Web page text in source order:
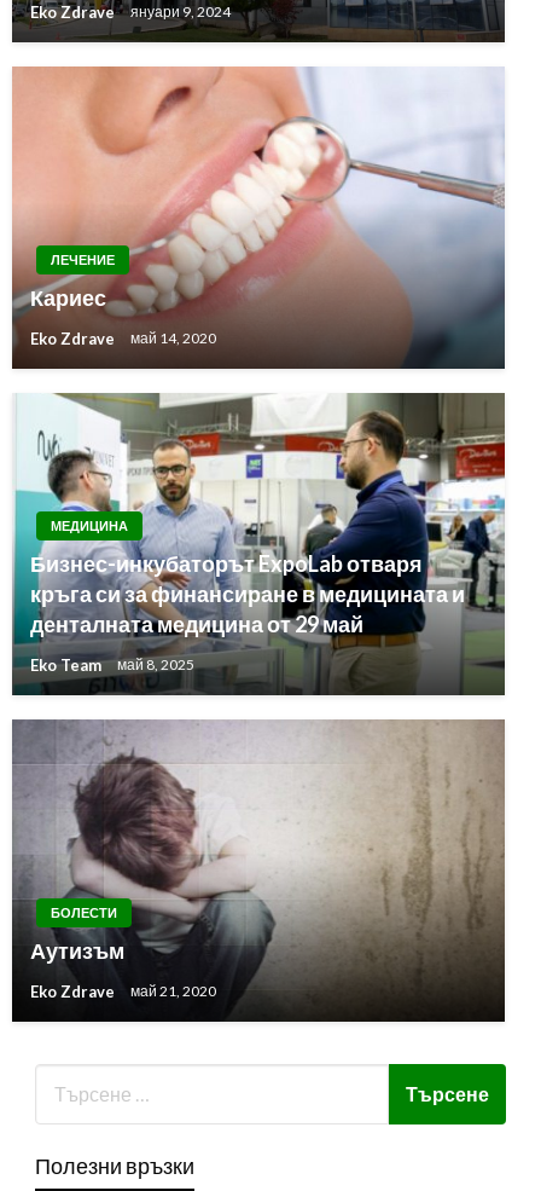
Eko Zdrave януари 9, 2024
ЛЕЧЕНИЕ
Кариес
Eko Zdrave май 14, 2020
МЕДИЦИНА
Бизнес-инкубаторът ExpoLab отваря
кръга си за финансиране в медицината и
денталната медицина от 29 май
Eko Team май 8, 2025
БОЛЕСТИ
Аутизъм
Eko Zdrave май 21, 2020
Полезни връзки